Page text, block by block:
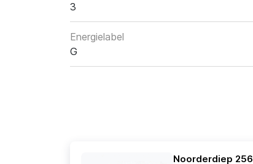
3
Energielabel
G
Noorderdiep 256